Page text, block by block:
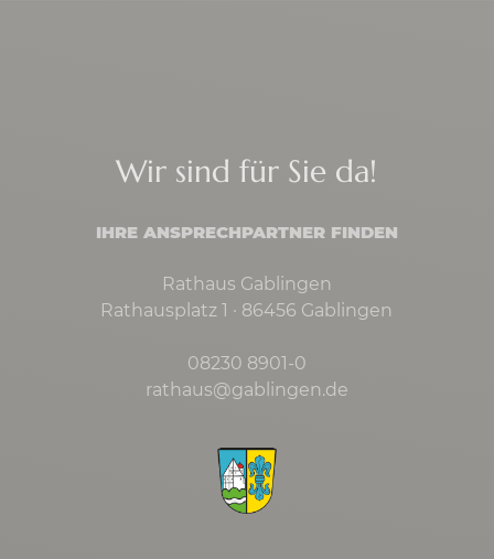
Wir sind für Sie da!
IHRE ANSPRECHPARTNER FINDEN
Rathaus Gablingen
Rathausplatz 1 · 86456 Gablingen
08230 8901-0
rathaus@gablingen.de